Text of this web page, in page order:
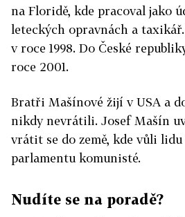
na Floridě, kde pracoval jako
leteckých opravnách a
v roce 1998. Do České
roce 2001.
Bratři Mašínové žijí v USA a
nikdy nevrátili. Josef Mašín
vrátit se do země, kde vůli
parlamentu komunisté.
Nudíte se na poradě?